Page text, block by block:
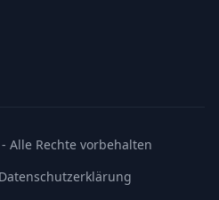
Alle Rechte vorbehalten
Datenschutzerklärung